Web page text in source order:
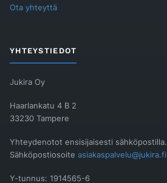
Ota yhteyttä
YHTEYSTIEDOT
Jukira Oy
Haarlankatu 4 B 2
33230 Tampere
Yhteydenotot ensisijaisesti sähköpostilla.
Sähköpostiosoite asiakaspalvelu@jukira.fi
Y-tunnus: 1914565-6